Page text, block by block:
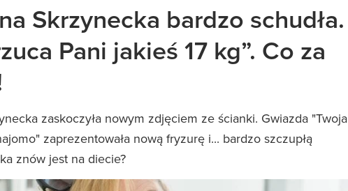
Skrzynecka bardzo schudła.
Pani jakieś 17 kg”. Co za
zaskoczyła nowym zdjęciem ze ścianki. Gwiazda "Twoja
zaprezentowała nową fryzurę i... bardzo szczupłą
znów jest na diecie?